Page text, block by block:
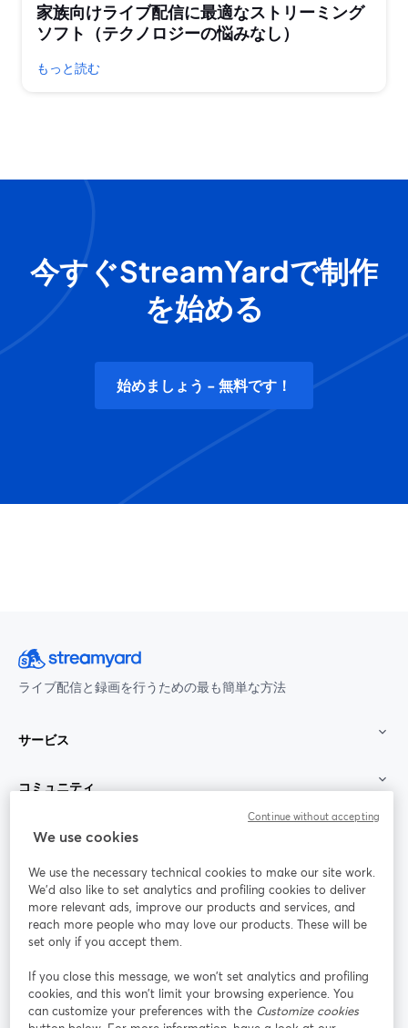
家族向けライブ配信に最適なストリーミング
ソフト（テクノロジーの悩みなし）
もっと読む
今すぐStreamYardで制作
を始める
始めましょう - 無料です！
ライブ配信と録画を行うための最も簡単な方法
サービス
コミュニティ
StreamYard：
参加する
ライ
ンセ
ミナ
ー
Facebook
新しいタブで開く(Twitter)
YouTube
Instagram
新しいタブで開く
LinkedIn
新しいタブで開く
We use cookies
We use the necessary technical cookies to make our site work.
We'd also like to set analytics and profiling cookies to deliver
more relevant ads, improve our products and services, and
reach more people who may love our products. These will be
set only if you accept them.
If you close this message, we won’t set analytics and profiling
cookies, and this won’t limit your browsing experience. You
can customize your preferences with the Customize cookies
Continue without accepting